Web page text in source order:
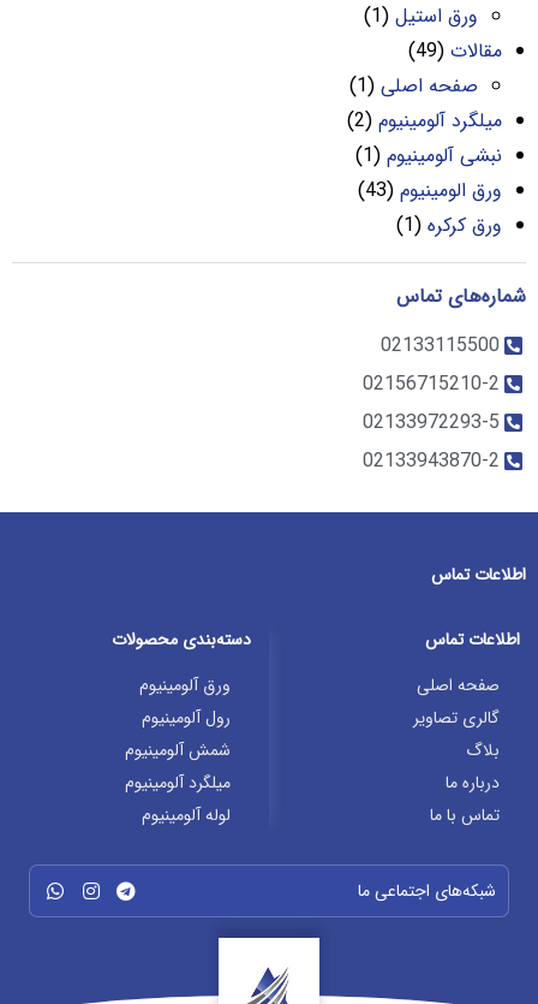
ورق استیل (1)
مقالات (49)
صفحه اصلی (1)
میلگرد آلومینیوم (2)
نبشی آلومینیوم (1)
ورق الومینیوم (43)
ورق کرکره (1)
شماره‌های تماس
02133115500
02156715210-2
02133972293-5
02133943870-2
اطلاعات تماس
اطلاعات تماس
صفحه اصلی
گالری تصاویر
بلاگ
درباره ما
تماس با ما
دسته‌بندی محصولات
ورق آلومینیوم
رول آلومینیوم
شمش آلومینیوم
میلگرد آلومینیوم
لوله آلومینیوم
شبکه‌های اجتماعی ما